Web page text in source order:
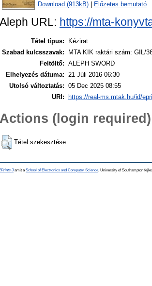
Download (913kB) Előzetes bemutató
Aleph URL: https://mta-
Tétel típus:
Kézirat
Szabad kulcsszavak:
MTA KIK raktári szám: GIL/
Feltöltő: ALEPH SWORD
Elhelyezés dátuma: 21 Júli 2016 06:30
Utolsó változtatás: 05 Dec 2025 08:55
URI:
https://real-ms.mtak.hu/id/
Actions (login required)
Tétel szekesztése
3amit a School of Electronics and Computer Science , University of Southampton